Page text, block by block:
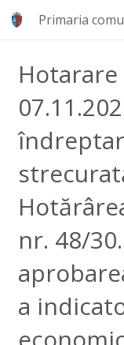
Primaria
nr. 48/
a